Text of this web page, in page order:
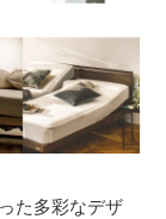
た多彩なデザ